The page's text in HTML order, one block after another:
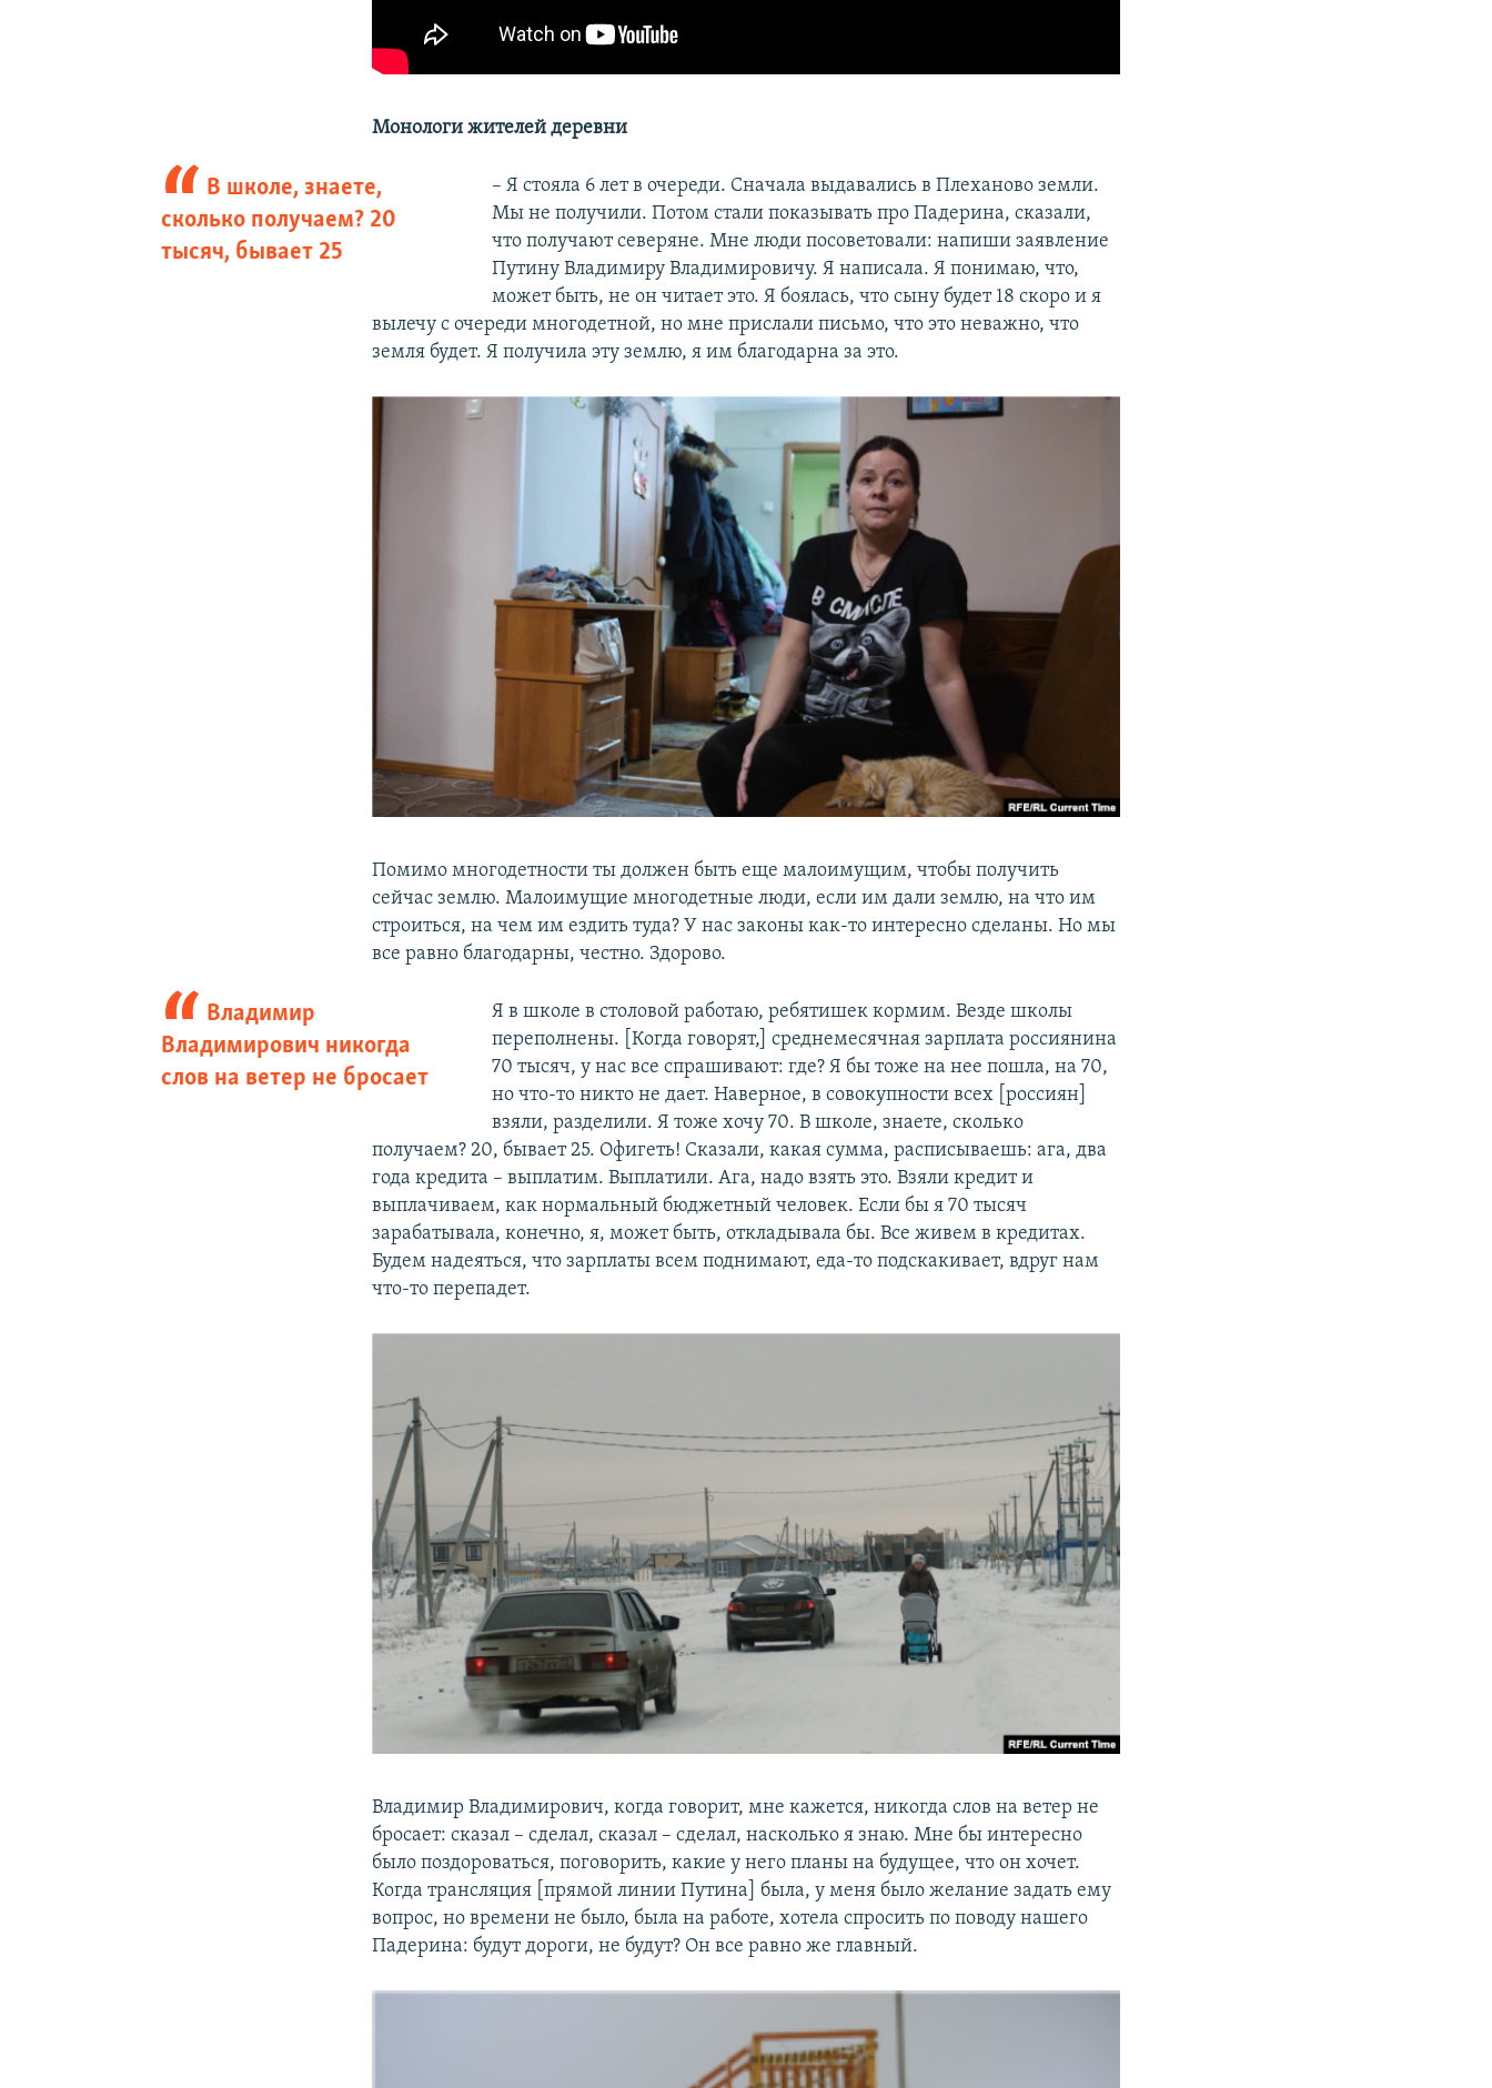
Монологи жителей деревни
В школе, знаете,
сколько получаем? 20
тысяч, бывает 25
– Я стояла 6 лет в очереди. Сначала выдавались в Плеханово земли.
Мы не получили. Потом стали показывать про Падерина, сказали,
что получают северяне. Мне люди посоветовали: напиши заявление
Путину Владимиру Владимировичу. Я написала. Я понимаю, что,
может быть, не он читает это. Я боялась, что сыну будет 18 скоро и я
вылечу с очереди многодетной, но мне прислали письмо, что это неважно, что
земля будет. Я получила эту землю, я им благодарна за это.
Помимо многодетности ты должен быть еще малоимущим, чтобы получить
сейчас землю. Малоимущие многодетные люди, если им дали землю, на что им
строиться, на чем им ездить туда? У нас законы как-то интересно сделаны. Но мы
все равно благодарны, честно. Здорово.
Владимир
Владимирович никогда
слов на ветер не бросает
Я в школе в столовой работаю, ребятишек кормим. Везде школы
переполнены. [Когда говорят,] среднемесячная зарплата россиянина
70 тысяч, у нас все спрашивают: где? Я бы тоже на нее пошла, на 70,
но что-то никто не дает. Наверное, в совокупности всех [россиян]
взяли, разделили. Я тоже хочу 70. В школе, знаете, сколько
получаем? 20, бывает 25. Офигеть! Сказали, какая сумма, расписываешь: ага, два
года кредита – выплатим. Выплатили. Ага, надо взять это. Взяли кредит и
выплачиваем, как нормальный бюджетный человек. Если бы я 70 тысяч
зарабатывала, конечно, я, может быть, откладывала бы. Все живем в кредитах.
Будем надеяться, что зарплаты всем поднимают, еда-то подскакивает, вдруг нам
что-то перепадет.
Владимир Владимирович, когда говорит, мне кажется, никогда слов на ветер не
бросает: сказал – сделал, сказал – сделал, насколько я знаю. Мне бы интересно
было поздороваться, поговорить, какие у него планы на будущее, что он хочет.
Когда трансляция [прямой линии Путина] была, у меня было желание задать ему
вопрос, но времени не было, была на работе, хотела спросить по поводу нашего
Падерина: будут дороги, не будут? Он все равно же главный.